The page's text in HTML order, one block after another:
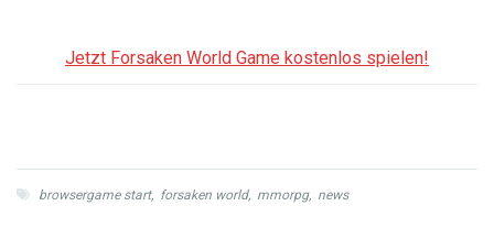
Jetzt Forsaken World Game kostenlos spielen!
browsergame start, forsaken world, mmorpg, news